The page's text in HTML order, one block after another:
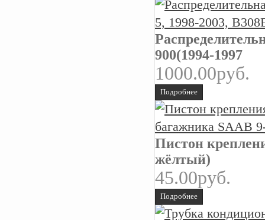
900(1994-1997
1000.00руб.
Подробнее
Пистон
жёлтый)
45.00руб.
Подробнее